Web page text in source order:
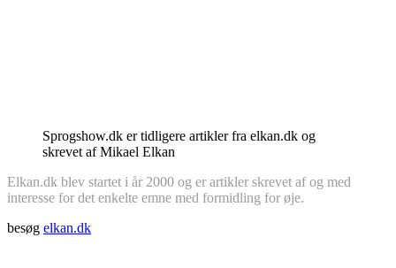
Sprogshow.dk er tidligere artikler fra elkan.dk og
skrevet af Mikael Elkan
Elkan.dk blev startet i år 2000 og er artikler skrevet af og med
interesse for det enkelte emne med formidling for øje.
besøg elkan.dk